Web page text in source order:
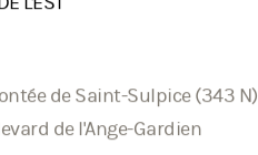
L'EST
de Saint-Sulpice (343 N)
de l'Ange-Gardien